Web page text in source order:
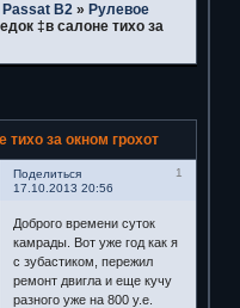
B2 » Рулевое
‡в салоне тихо за
тихо за окном грохот
Поделиться
1
17.10.2013 20:56
Доброго времени суток
камрады. Вот уже год как я
с зубастиком, пережил
ремонт двигла и еще кучу
разного уже на 800 у.е.